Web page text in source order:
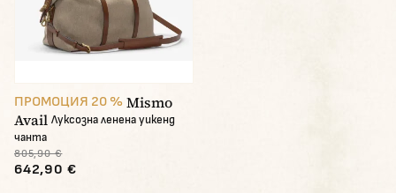
ПРОМОЦИЯ 20 % Mismo
Avail Луксозна ленена уикенд
чанта
805,90 €
642,90 €